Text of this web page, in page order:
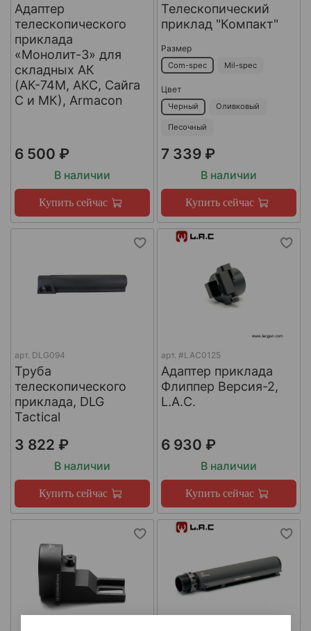
Адаптер
телескопического
приклада
«Монолит-3» для
складных АК
(АК-74М, АКС, Сайга
С и МК), Armacon
6 500 ₽
В наличии
Купить сейчас
Телескопический
приклад "Компакт"
Размер
Com-spec Mil-spec
Цвет
Черный Оливковый
Песочный
7 339 ₽
В наличии
Купить сейчас
арт. DLG094
Труба
телескопического
приклада, DLG
Tactical
3 822 ₽
В наличии
Купить сейчас
арт. #LAC0125
Адаптер приклада
Флиппер Версия-2,
L.A.C.
6 930 ₽
В наличии
Купить сейчас